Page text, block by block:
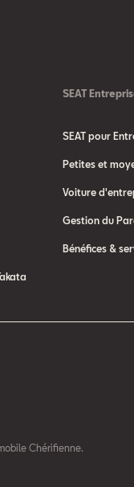
SEAT
SEAT pour
Petites et
Voiture
Gestion du
Bénéfices &
Chérifienne.